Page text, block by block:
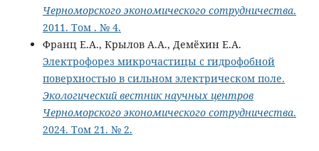
Черноморского экономического сотрудничества.
2011. Том . № 4.
Франц Е.А., Крылов А.А., Демёхин Е.А.
Электрофорез микрочастицы с гидрофобной
поверхностью в сильном электрическом поле.
Экологический вестник научных центров
Черноморского экономического сотрудничества.
2024. Том 21. № 2.